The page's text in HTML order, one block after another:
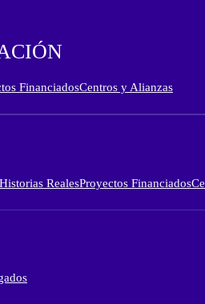
FinanciadosCentros y Alianzas
Historias RealesProyectos Financiados